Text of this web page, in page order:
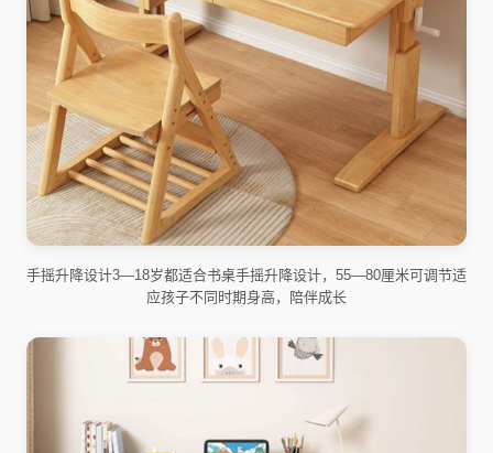
手摇升降设计3—18岁都适合书桌手摇升降设计，55—80厘米可调节适
应孩子不同时期身高，陪伴成长